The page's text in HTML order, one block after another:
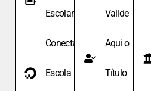
Escolar
Conecta
Escola
Valide
Aqui o
Título